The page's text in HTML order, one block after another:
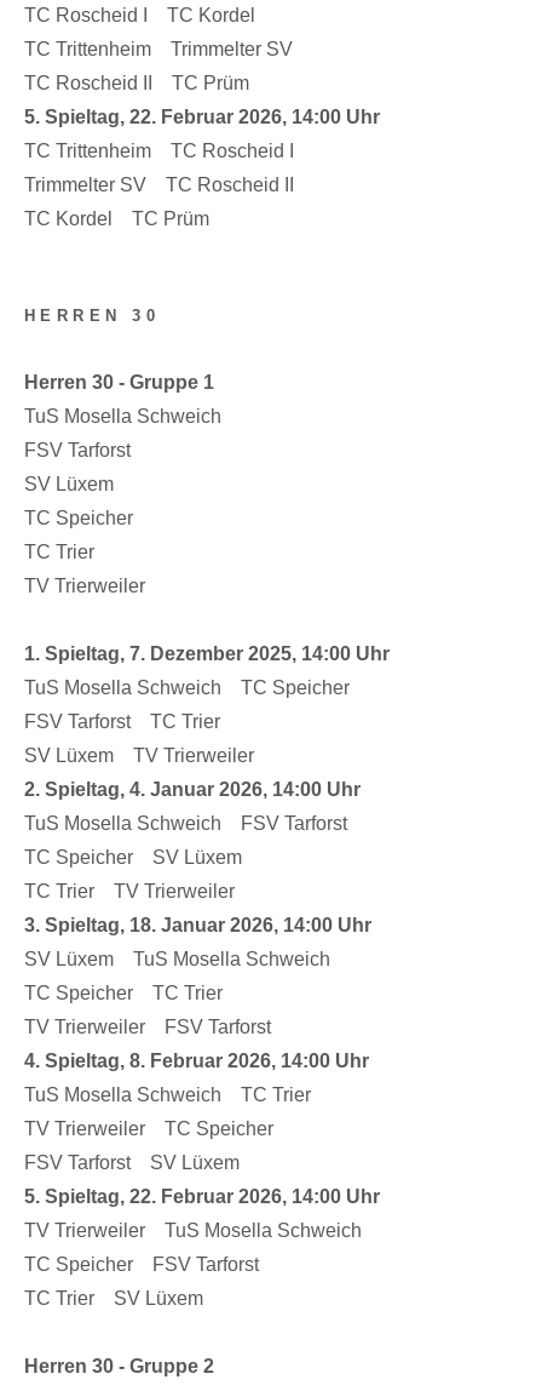
TC Roscheid I TC Kordel
TC Trittenheim Trimmelter SV
TC Roscheid II TC Prüm
5. Spieltag, 22. Februar 2026, 14:00 Uhr
TC Trittenheim TC Roscheid I
Trimmelter SV TC Roscheid II
TC Kordel TC Prüm
HERREN 30
Herren 30 - Gruppe 1
TuS Mosella Schweich
FSV Tarforst
SV Lüxem
TC Speicher
TC Trier
TV Trierweiler
1. Spieltag, 7. Dezember 2025, 14:00 Uhr
TuS Mosella Schweich TC Speicher
FSV Tarforst TC Trier
SV Lüxem TV Trierweiler
2. Spieltag, 4. Januar 2026, 14:00 Uhr
TuS Mosella Schweich FSV Tarforst
TC Speicher SV Lüxem
TC Trier TV Trierweiler
3. Spieltag, 18. Januar 2026, 14:00 Uhr
SV Lüxem TuS Mosella Schweich
TC Speicher TC Trier
TV Trierweiler FSV Tarforst
4. Spieltag, 8. Februar 2026, 14:00 Uhr
TuS Mosella Schweich TC Trier
TV Trierweiler TC Speicher
FSV Tarforst SV Lüxem
5. Spieltag, 22. Februar 2026, 14:00 Uhr
TV Trierweiler TuS Mosella Schweich
TC Speicher FSV Tarforst
TC Trier SV Lüxem
Herren 30 - Gruppe 2